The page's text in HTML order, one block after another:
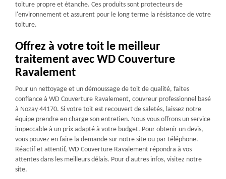
toiture propre et étanche. Ces produits sont protecteurs de
l'environnement et assurent pour le long terme la résistance de votre
toiture.
Offrez à votre toit le meilleur
traitement avec WD Couverture
Ravalement
Pour un nettoyage et un démoussage de toit de qualité, faites
confiance à WD Couverture Ravalement, couvreur professionnel basé
à Nozay 44170. Si votre toit est recouvert de saletés, laissez notre
équipe prendre en charge son entretien. Nous vous offrons un service
impeccable à un prix adapté à votre budget. Pour obtenir un devis,
vous pouvez en faire la demande sur notre site ou par téléphone.
Réactif et attentif, WD Couverture Ravalement répondra à vos
attentes dans les meilleurs délais. Pour d'autres infos, visitez notre
site.